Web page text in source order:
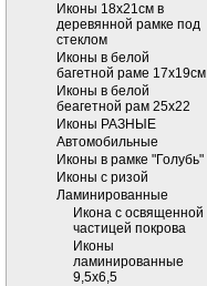
Иконы 18х21см в
деревянной рамке под
стеклом
Иконы в белой
багетной раме 17х19см
Иконы в белой
беагетной рам 25х22
Иконы РАЗНЫЕ
Автомобильные
Иконы в рамке "Голубь"
Иконы с ризой
Ламинированные
Икона с освященной
частицей покрова
Иконы
ламинированные
9,5х6,5